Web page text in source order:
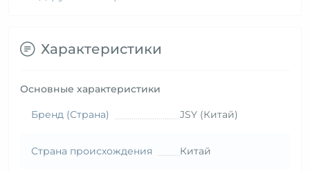
Характеристики
Основные характеристики
Бренд (Страна) JSY (Китай)
Страна происхождения Китай